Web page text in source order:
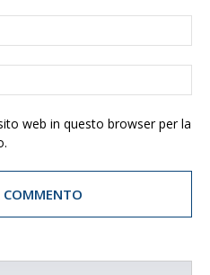
web in questo browser per la